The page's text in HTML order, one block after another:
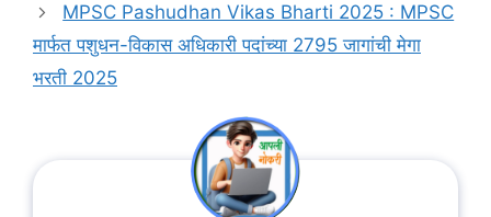
MPSC Pashudhan Vikas Bharti 2025 : MPSC
मार्फत पशुधन-विकास अधिकारी पदांच्या 2795 जागांची मेगा
भरती 2025